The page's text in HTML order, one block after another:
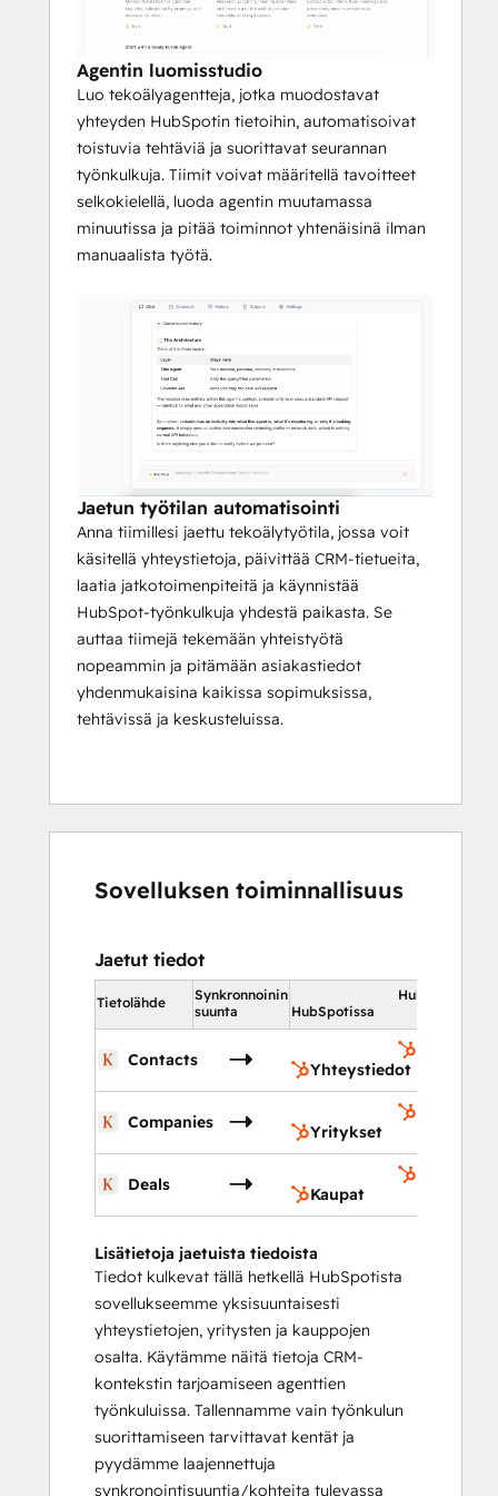
jäävät helposti huomaamatta, kun tiimit
toimintaa ja käynnistää oikea-aikaisia
toimia ja yhteenvetoja, mikä auttaa tiimejä
reagoimaan nopeammin ja pitämään
putkiston vauhdin yllä.
Yhdistämällä Kritmatta HubSpotiin
käyttäjät muuttavat manuaalisen,
virhealttiin CRM-työn strukturoiduiksi,
parantavat nopeutta, johdonmukaisuutta ja
tietojen laatua.
Agentin luomisstudio
Luo tekoälyagentteja, jotka muodostavat
yhteyden HubSpotin tietoihin, automatisoivat
toistuvia tehtäviä ja suorittavat seurannan
työnkulkuja. Tiimit voivat määritellä tavoitteet
selkokielellä, luoda agentin muutamassa
minuutissa ja pitää toiminnot yhtenäisinä ilman
manuaalista työtä.
Jaetun työtilan automatisointi
Anna tiimillesi jaettu tekoälytyötila, jossa voit
käsitellä yhteystietoja, päivittää CRM-tietueita,
laatia jatkotoimenpiteitä ja käynnistää
HubSpot-työnkulkuja yhdestä paikasta. Se
auttaa tiimejä tekemään yhteistyötä
nopeammin ja pitämään asiakastiedot
yhdenmukaisina kaikissa sopimuksissa,
tehtävissä ja keskusteluissa.
Sovelluksen toiminnallisuus
Jaetut tiedot
Tietolähde
Synkronnoinin
suunta
HubSpotissa
HubSpotissa
Contacts
Yhteystiedot
Companies
Yritykset
Deals
Kaupat
Lisätietoja jaetuista tiedoista
Tiedot kulkevat tällä hetkellä HubSpotista
sovellukseemme yksisuuntaisesti
yhteystietojen, yritysten ja kauppojen
osalta. Käytämme näitä tietoja CRM-
kontekstin tarjoamiseen agenttien
työnkuluissa. Tallennamme vain työnkulun
suorittamiseen tarvittavat kentät ja
pyydämme laajennettuja
synkronointisuuntia/kohteita tulevassa